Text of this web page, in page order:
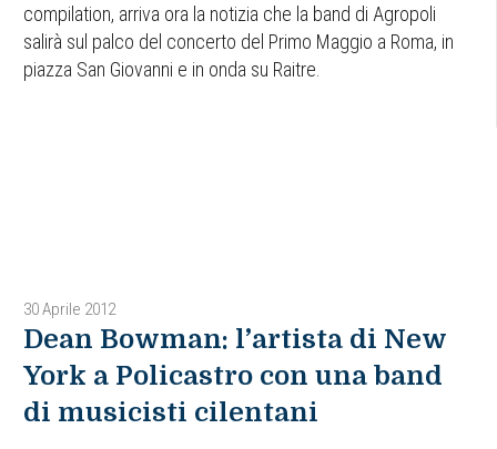
compilation, arriva ora la notizia che la band di Agropoli
salirà sul palco del concerto del Primo Maggio a Roma, in
piazza San Giovanni e in onda su Raitre.
30 Aprile 2012
Dean Bowman: l’artista di New
York a Policastro con una band
di musicisti cilentani